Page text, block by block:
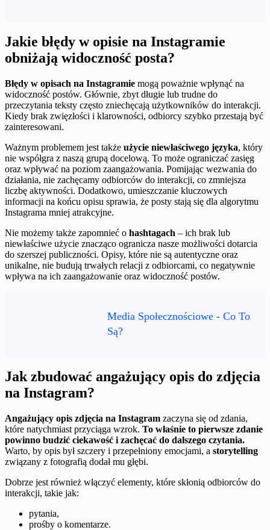
Jakie błędy w opisie na Instagramie
obniżają widoczność posta?
Błędy w opisach na Instagramie mogą poważnie wpłynąć na
widoczność postów. Głównie, zbyt długie lub trudne do
przeczytania teksty często zniechęcają użytkowników do interakcji.
Kiedy brak zwięzłości i klarowności, odbiorcy szybko przestają być
zainteresowani.
Ważnym problemem jest także użycie niewłaściwego języka, który
nie współgra z naszą grupą docelową. To może ograniczać zasięg
oraz wpływać na poziom zaangażowania. Pomijając wezwania do
działania, nie zachęcamy odbiorców do interakcji, co zmniejsza
liczbę aktywności. Dodatkowo, umieszczanie kluczowych
informacji na końcu opisu sprawia, że posty stają się dla algorytmu
Instagrama mniej atrakcyjne.
Nie możemy także zapomnieć o hashtagach – ich brak lub
niewłaściwe użycie znacząco ogranicza nasze możliwości dotarcia
do szerszej publiczności. Opisy, które nie są autentyczne oraz
unikalne, nie budują trwałych relacji z odbiorcami, co negatywnie
wpływa na ich zaangażowanie oraz widoczność postów.
Media Społecznościowe - Co To
Są?
Jak zbudować angażujący opis do zdjęcia
na Instagram?
Angażujący opis zdjęcia na Instagram zaczyna się od zdania,
które natychmiast przyciąga wzrok. To właśnie to pierwsze zdanie
powinno budzić ciekawość i zachęcać do dalszego czytania.
Warto, by opis był szczery i przepełniony emocjami, a storytelling
związany z fotografią dodał mu głębi.
Dobrze jest również włączyć elementy, które skłonią odbiorców do
interakcji, takie jak:
pytania,
prośby o komentarze.